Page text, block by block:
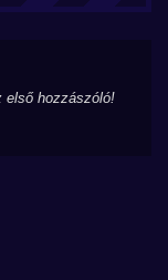
első hozzászóló!